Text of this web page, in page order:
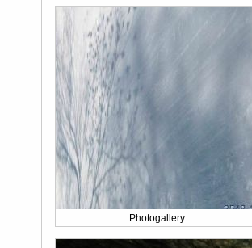
Photogallery